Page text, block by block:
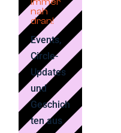
nah
dran!
Events,
Circle-
Updates
und
Geschich
ten aus